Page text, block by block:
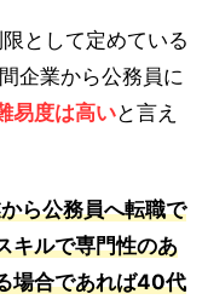
として定めている
企業から公務員に
易度は高いと言え
ら公務員へ転職で
キルで専門性のあ
場合であれば40代